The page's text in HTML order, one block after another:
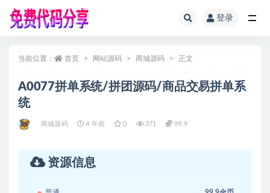
登录
当前位置： 首页 网站源码 商城源码 正文
A0077拼单系统/拼团源码/商品交易拼单系
统
商城源码 4 年前 0 371 99.9
资源信息